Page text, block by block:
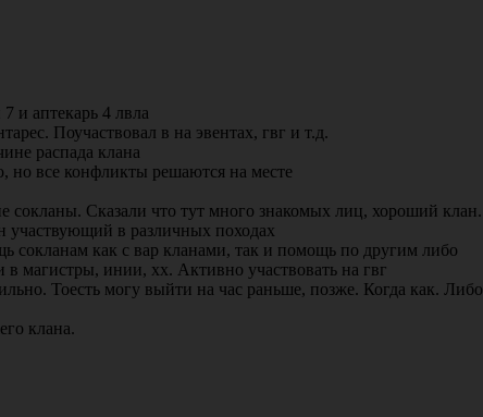
и аптекарь 4 лвла
Поучаствовал в на эвентах, гвг и т.д.
распада клана
но все конфликты решаются на месте
сокланы. Сказали что тут много знакомых лиц, хороший клан.
в различных походах
сокланам как с вар кланами, так и помощь по другим либо
магистры, инии, хх. Активно участвовать на гвг
Тоесть могу выйти на час раньше, позже. Когда как. Либо
клана.